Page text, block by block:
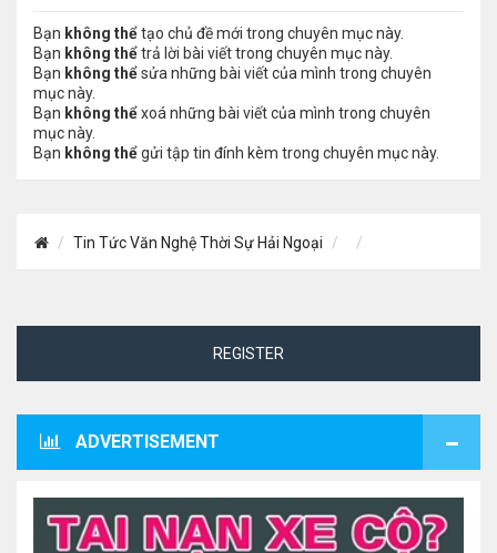
Bạn không thểtạo chủ đề mới trong chuyên mục này.
Bạn không thểtrả lời bài viết trong chuyên mục này.
Bạn không thểsửa những bài viết của mình trong chuyên
mục này.
Bạn không thểxoá những bài viết của mình trong chuyên
mục này.
Bạn không thểgửi tập tin đính kèm trong chuyên mục này.
Tin Tức Văn Nghệ Thời Sự Hải Ngoại
REGISTER
ADVERTISEMENT